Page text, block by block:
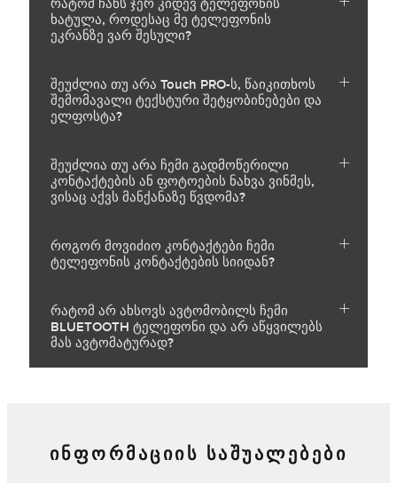
რატომ ჩანს ჯერ კიდევ ტელეფონის
ხატულა, როდესაც მე ტელეფონის
ეკრანზე ვარ შესული?
შეუძლია თუ არა Touch PRO-ს, წაიკითხოს
შემომავალი ტექსტური შეტყობინებები და
ელფოსტა?
შეუძლია თუ არა ჩემი გადმოწერილი
კონტაქტების ან ფოტოების ნახვა ვინმეს,
ვისაც აქვს მანქანაზე წვდომა?
როგორ მოვიძიო კონტაქტები ჩემი
ტელეფონის კონტაქტების სიიდან?
რატომ არ ახსოვს ავტომობილს ჩემი
BLUETOOTH ტელეფონი და არ აწყვილებს
მას ავტომატურად?
ᲘᲜᲤᲝᲠᲛᲐᲪᲘᲘᲡ ᲡᲐᲨᲣᲐᲚᲔᲑᲔᲑᲘ